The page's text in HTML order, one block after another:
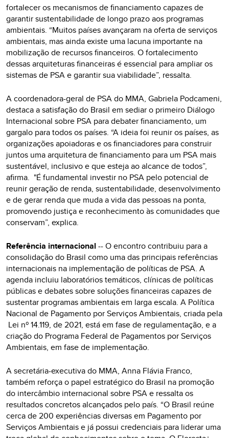
fortalecer os mecanismos de financiamento capazes de
garantir sustentabilidade de longo prazo aos programas
ambientais. “Muitos países avançaram na oferta de serviços
ambientais, mas ainda existe uma lacuna importante na
mobilização de recursos financeiros. O fortalecimento
dessas arquiteturas financeiras é essencial para ampliar os
sistemas de PSA e garantir sua viabilidade”, ressalta.
A coordenadora-geral de PSA do MMA, Gabriela Podcameni,
destaca a satisfação do Brasil em sediar o primeiro Diálogo
Internacional sobre PSA para debater financiamento, um
gargalo para todos os países. “A ideia foi reunir os países, as
organizações apoiadoras e os financiadores para construir
juntos uma arquitetura de financiamento para um PSA mais
sustentável, inclusivo e que esteja ao alcance de todos”,
afirma. "É fundamental investir no PSA pelo potencial de
reunir geração de renda, sustentabilidade, desenvolvimento
e de gerar renda que muda a vida das pessoas na ponta,
promovendo justiça e reconhecimento às comunidades que
conservam”, explica.
Referência internacional -- O encontro contribuiu para a
consolidação do Brasil como uma das principais referências
internacionais na implementação de políticas de PSA. A
agenda incluiu laboratórios temáticos, clínicas de políticas
públicas e debates sobre soluções financeiras capazes de
sustentar programas ambientais em larga escala. A Política
Nacional de Pagamento por Serviços Ambientais, criada pela
Lei nº 14.119, de 2021, está em fase de regulamentação, e a
criação do Programa Federal de Pagamentos por Serviços
Ambientais, em fase de implementação.
A secretária-executiva do MMA, Anna Flávia Franco,
também reforça o papel estratégico do Brasil na promoção
do intercâmbio internacional sobre PSA e ressalta os
resultados concretos alcançados pelo país. “O Brasil reúne
cerca de 200 experiências diversas em Pagamento por
Serviços Ambientais e já possui credenciais para liderar uma